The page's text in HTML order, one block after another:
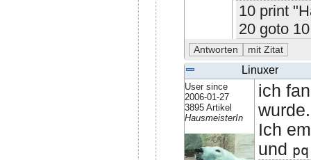
10 print
20 goto 10
Linuxer
User since
2006-01-27
3895 Artikel
HausmeisterIn
ich
wurde.
Ich
und pq